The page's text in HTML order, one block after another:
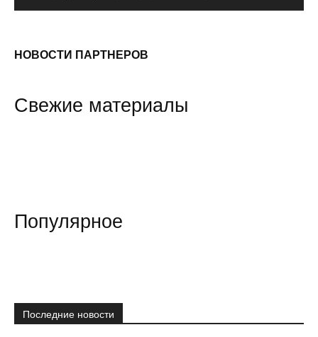
НОВОСТИ ПАРТНЕРОВ
Свежие материалы
Популярное
Последние новости